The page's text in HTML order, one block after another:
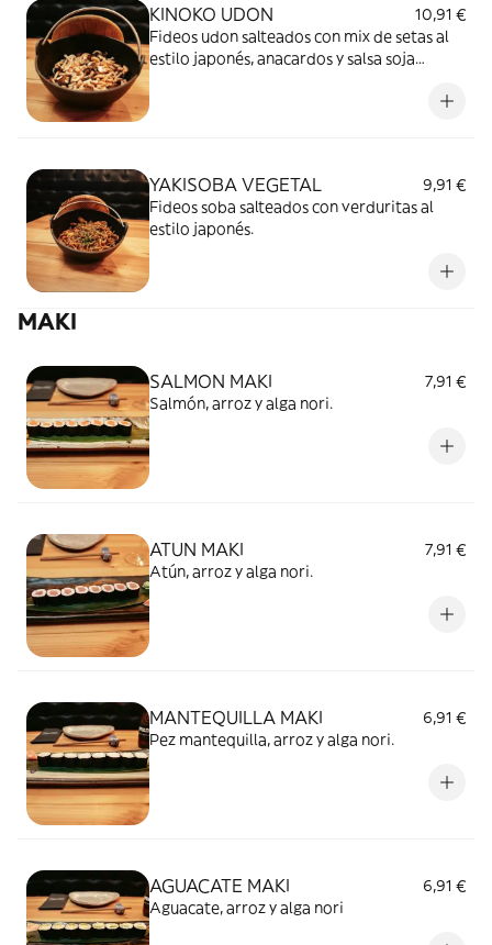
KINOKO UDON
10,91 €
Fideos udon salteados con mix de setas al
estilo japonés, anacardos y salsa soja
YAKISOBA VEGETAL
9,91 €
Fideos soba salteados con verduritas al
estilo japonés.
MAKI
SALMON MAKI
7,91 €
Salmón, arroz y alga nori.
ATUN MAKI
7,91 €
Atún, arroz y alga nori.
MANTEQUILLA MAKI
6,91 €
Pez mantequilla, arroz y alga nori.
AGUACATE MAKI
6,91 €
Aguacate, arroz y alga nori